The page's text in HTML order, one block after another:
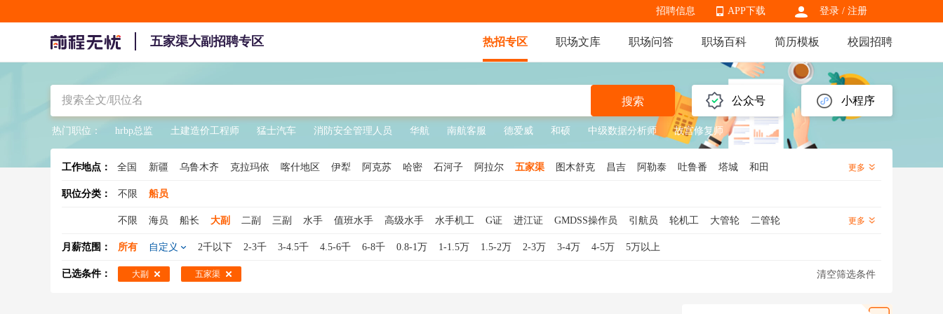
登录 / 注册
APP下载
APP下载
招聘信息
五家渠大副招聘专区 热招专区 职场文库 职场问答 职场百科 简历模板 校园招聘
公众号 小程序
搜索
热门职位： hrbp总监 土建造价工程师 猛士汽车 消防安全管理人员 华航 南航客服 德爱威 和硕 中级数据分析师 故宫修复师
工作地点： 全国 新疆 乌鲁木齐 克拉玛依 喀什地区 伊犁 阿克苏 哈密 石河子 阿拉尔 五家渠 图木舒克 昌吉 阿勒泰 吐鲁番 塔城
和田
克孜勒苏柯尔克孜
更多
职位分类： 不限 船员
不限 海员 船长 大副 二副 三副 水手 值班水手 高级水手 水手机工 G证 进江证 GMDSS操作员 引航员 轮机工 大管轮
二管轮
三管轮
轮机助理 轮机 轮机长 船舶驾驶员 邮轮 地效翼船员 船舶 游艇 海务管理 船舶机务 岸基管理 航运
更多
月薪范围： 所有 自定义 2千以下 2-3千 3-4.5千 4.5-6千 6-8千 0.8-1万 1-1.5万 1.5-2万 2-3万 3-4万 4-5万 5万以上
已选条件： 大副 五家渠 清空筛选条件